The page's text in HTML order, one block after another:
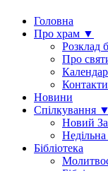
Головна
Про храм ▼
Розклад
Про
Календар
Контакти
Новини
Спілкування ▼
Новий
Бібліотека